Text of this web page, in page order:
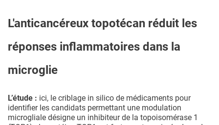
L'anticancéreux topotécan réduit les
réponses inflammatoires dans la
microglie
L’étude : ici, le criblage in silico de médicaments pour
identifier les candidats permettant une modulation
microgliale désigne un inhibiteur de la topoisomérase 1